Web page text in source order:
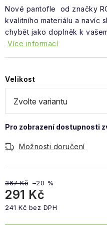
Nové pantofle od značky
kvalitního materiálu a navíc
chybět jako doplněk k
Více informací
Velikost
Možnosti doručení
367 Kč –20 %
291 Kč
241 Kč bez DPH